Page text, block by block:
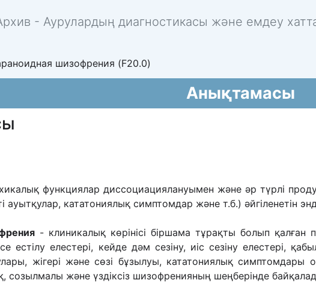
- Аурулардың диагностикасы және емдеу
шизофрения (F20.0)
Анықтамасы
функциялар диссоциациялануымен жəне əр түрлі
ауытқулар, кататониялық симптомдар жəне т.б.) əйгіленетін
- клиникалық көрінісі біршама тұрақты болып
естілу елестері, кейде дəм сезіну, иіс сезіну елестері,
жігері жəне сөзі бұзылуы, кататониялық
созылмалы жəне үздіксіз шизофренияның шеңберінде